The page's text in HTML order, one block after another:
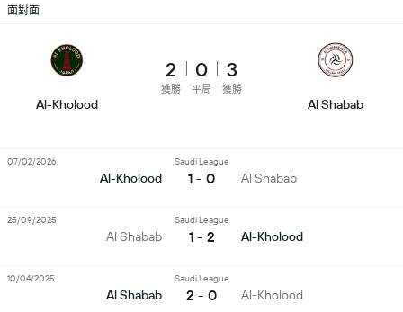
面對面
Al-Kholood
2
獲勝
0
平局
3
獲勝
Al Shabab
Al-Kholood
Saudi League
1 - 0 Al Shabab
07/02/2026
Al Shabab
Saudi League
1 - 2 Al-Kholood
25/09/2025
Al Shabab
Saudi League
2 - 0 Al-Kholood
10/04/2025